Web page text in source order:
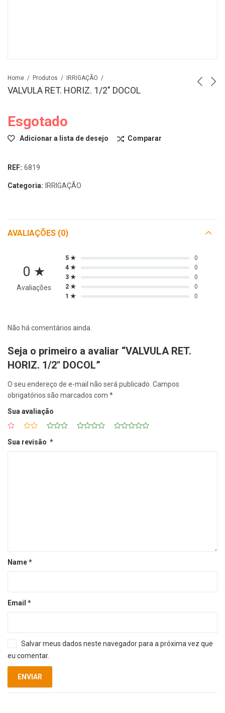
Home Produtos IRRIGAÇÃO
VALVULA RET. HORIZ. 1/2″ DOCOL
Esgotado
Adicionar a lista de desejo Comparar
REF: 6819
Categoria: IRRIGAÇÃO
AVALIAÇÕES (0)
0 ★
Avaliações
5 ★
0
4 ★
0
3 ★
0
2 ★
0
1 ★
0
Não há comentários ainda.
Seja o primeiro a avaliar “VALVULA RET.
HORIZ. 1/2″ DOCOL”
O seu endereço de e-mail não será publicado. Campos
obrigatórios são marcados com *
Sua avaliação
Sua revisão *
Name*
Email *
Salvar meus dados neste navegador para a próxima vez que
eu comentar.